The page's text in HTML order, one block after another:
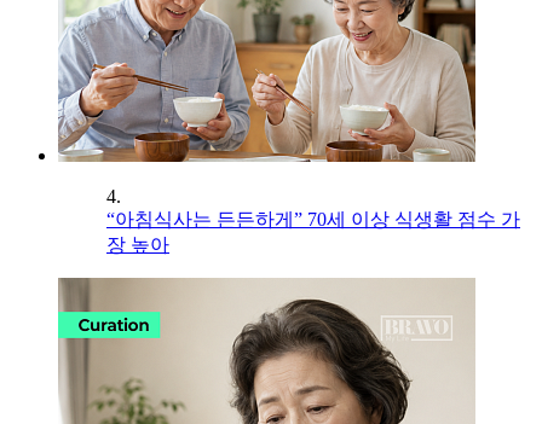
4.
“아침식사는 든든하게” 70세 이상 식생활 점수 가
장 높아